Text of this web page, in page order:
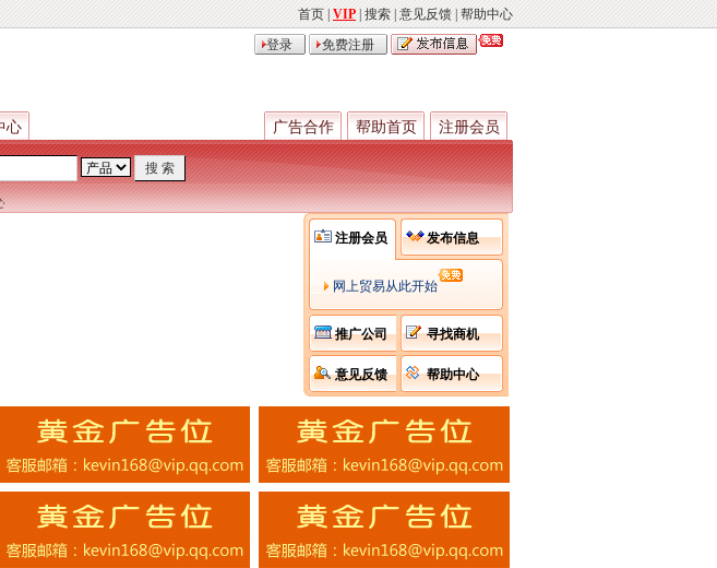
首页 VIP 搜索 意见反馈 帮助中心
登录
免费注册
心 广告合作 帮助首页 注册会员
退火炉 淬火炉 推杆炉 窑炉